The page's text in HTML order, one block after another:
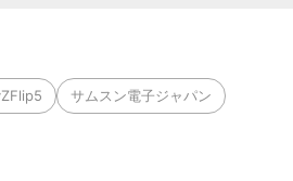
サムスン電子ジャパン